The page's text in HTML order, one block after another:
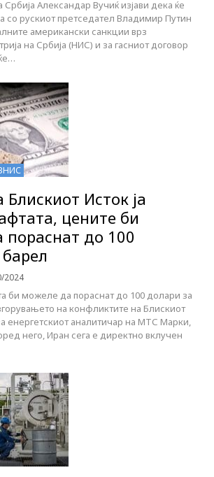
Александар Вучиќ изјави дека ќе
со рускиот претседател Владимир Путин
американски санкции врз
на Србија (НИС) и за гасниот договор
Блискиот Исток ја
цените би
до 100
2024
би можеле да пораснат до 100 долари за
на конфликтите на Блискиот
енергетскиот аналитичар на МТС Марки,
него, Иран сега е директно вклучен